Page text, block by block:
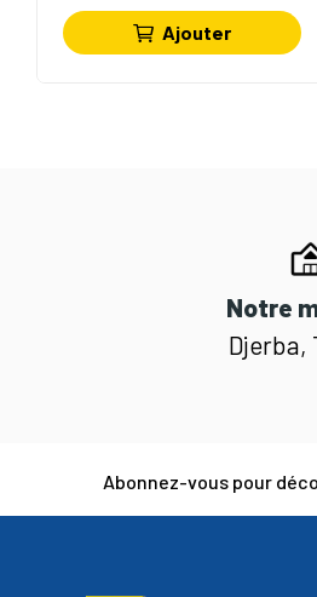
Ajouter
Notre
Djerba,
Abonnez-vous pour